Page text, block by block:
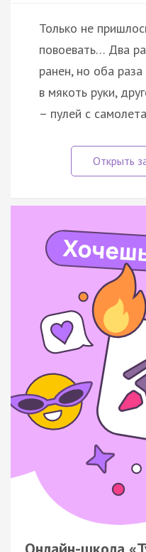
Только не
повоевать… Два
ранен, но оба
в мякоть руки,
– пулей с